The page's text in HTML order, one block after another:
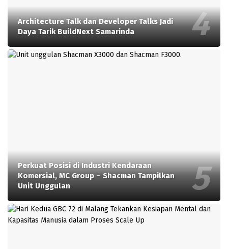
Architecture Talk dan Developer Talks Jadi
Daya Tarik BuildNext Samarinda
Perkuat Posisi di Industri Kendaraan
Komersial, MC Group – Shacman Tampilkan
Unit Unggulan